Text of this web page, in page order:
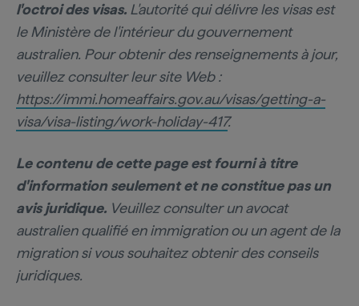
l'octroi des visas. L'autorité qui délivre les visas est
le Ministère de l'intérieur du gouvernement
australien. Pour obtenir des renseignements à jour,
veuillez consulter leur site Web :
https://immi.homeaffairs.gov.au/visas/getting-a-
visa/visa-listing/work-holiday-417.
Le contenu de cette page est fourni à titre
d'information seulement et ne constitue pas un
avis juridique. Veuillez consulter un avocat
australien qualifié en immigration ou un agent de la
migration si vous souhaitez obtenir des conseils
juridiques.